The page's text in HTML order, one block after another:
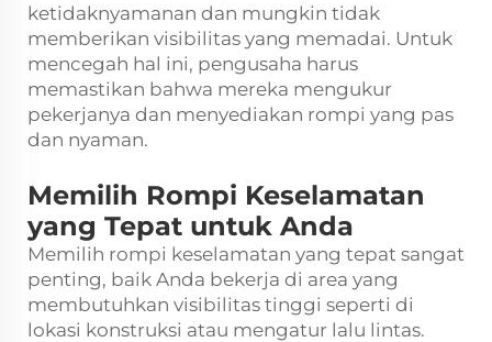
ketidaknyamanan dan mungkin tidak
memberikan visibilitas yang memadai. Untuk
mencegah hal ini, pengusaha harus
memastikan bahwa mereka mengukur
pekerjanya dan menyediakan rompi yang pas
dan nyaman.
Memilih Rompi Keselamatan
yang Tepat untuk Anda
Memilih rompi keselamatan yang tepat sangat
penting, baik Anda bekerja di area yang
membutuhkan visibilitas tinggi seperti di
lokasi konstruksi atau mengatur lalu lintas.